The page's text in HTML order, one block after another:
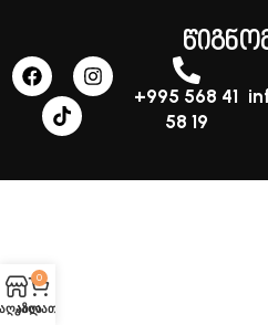
+995 568 41
58 19
0
კალათა